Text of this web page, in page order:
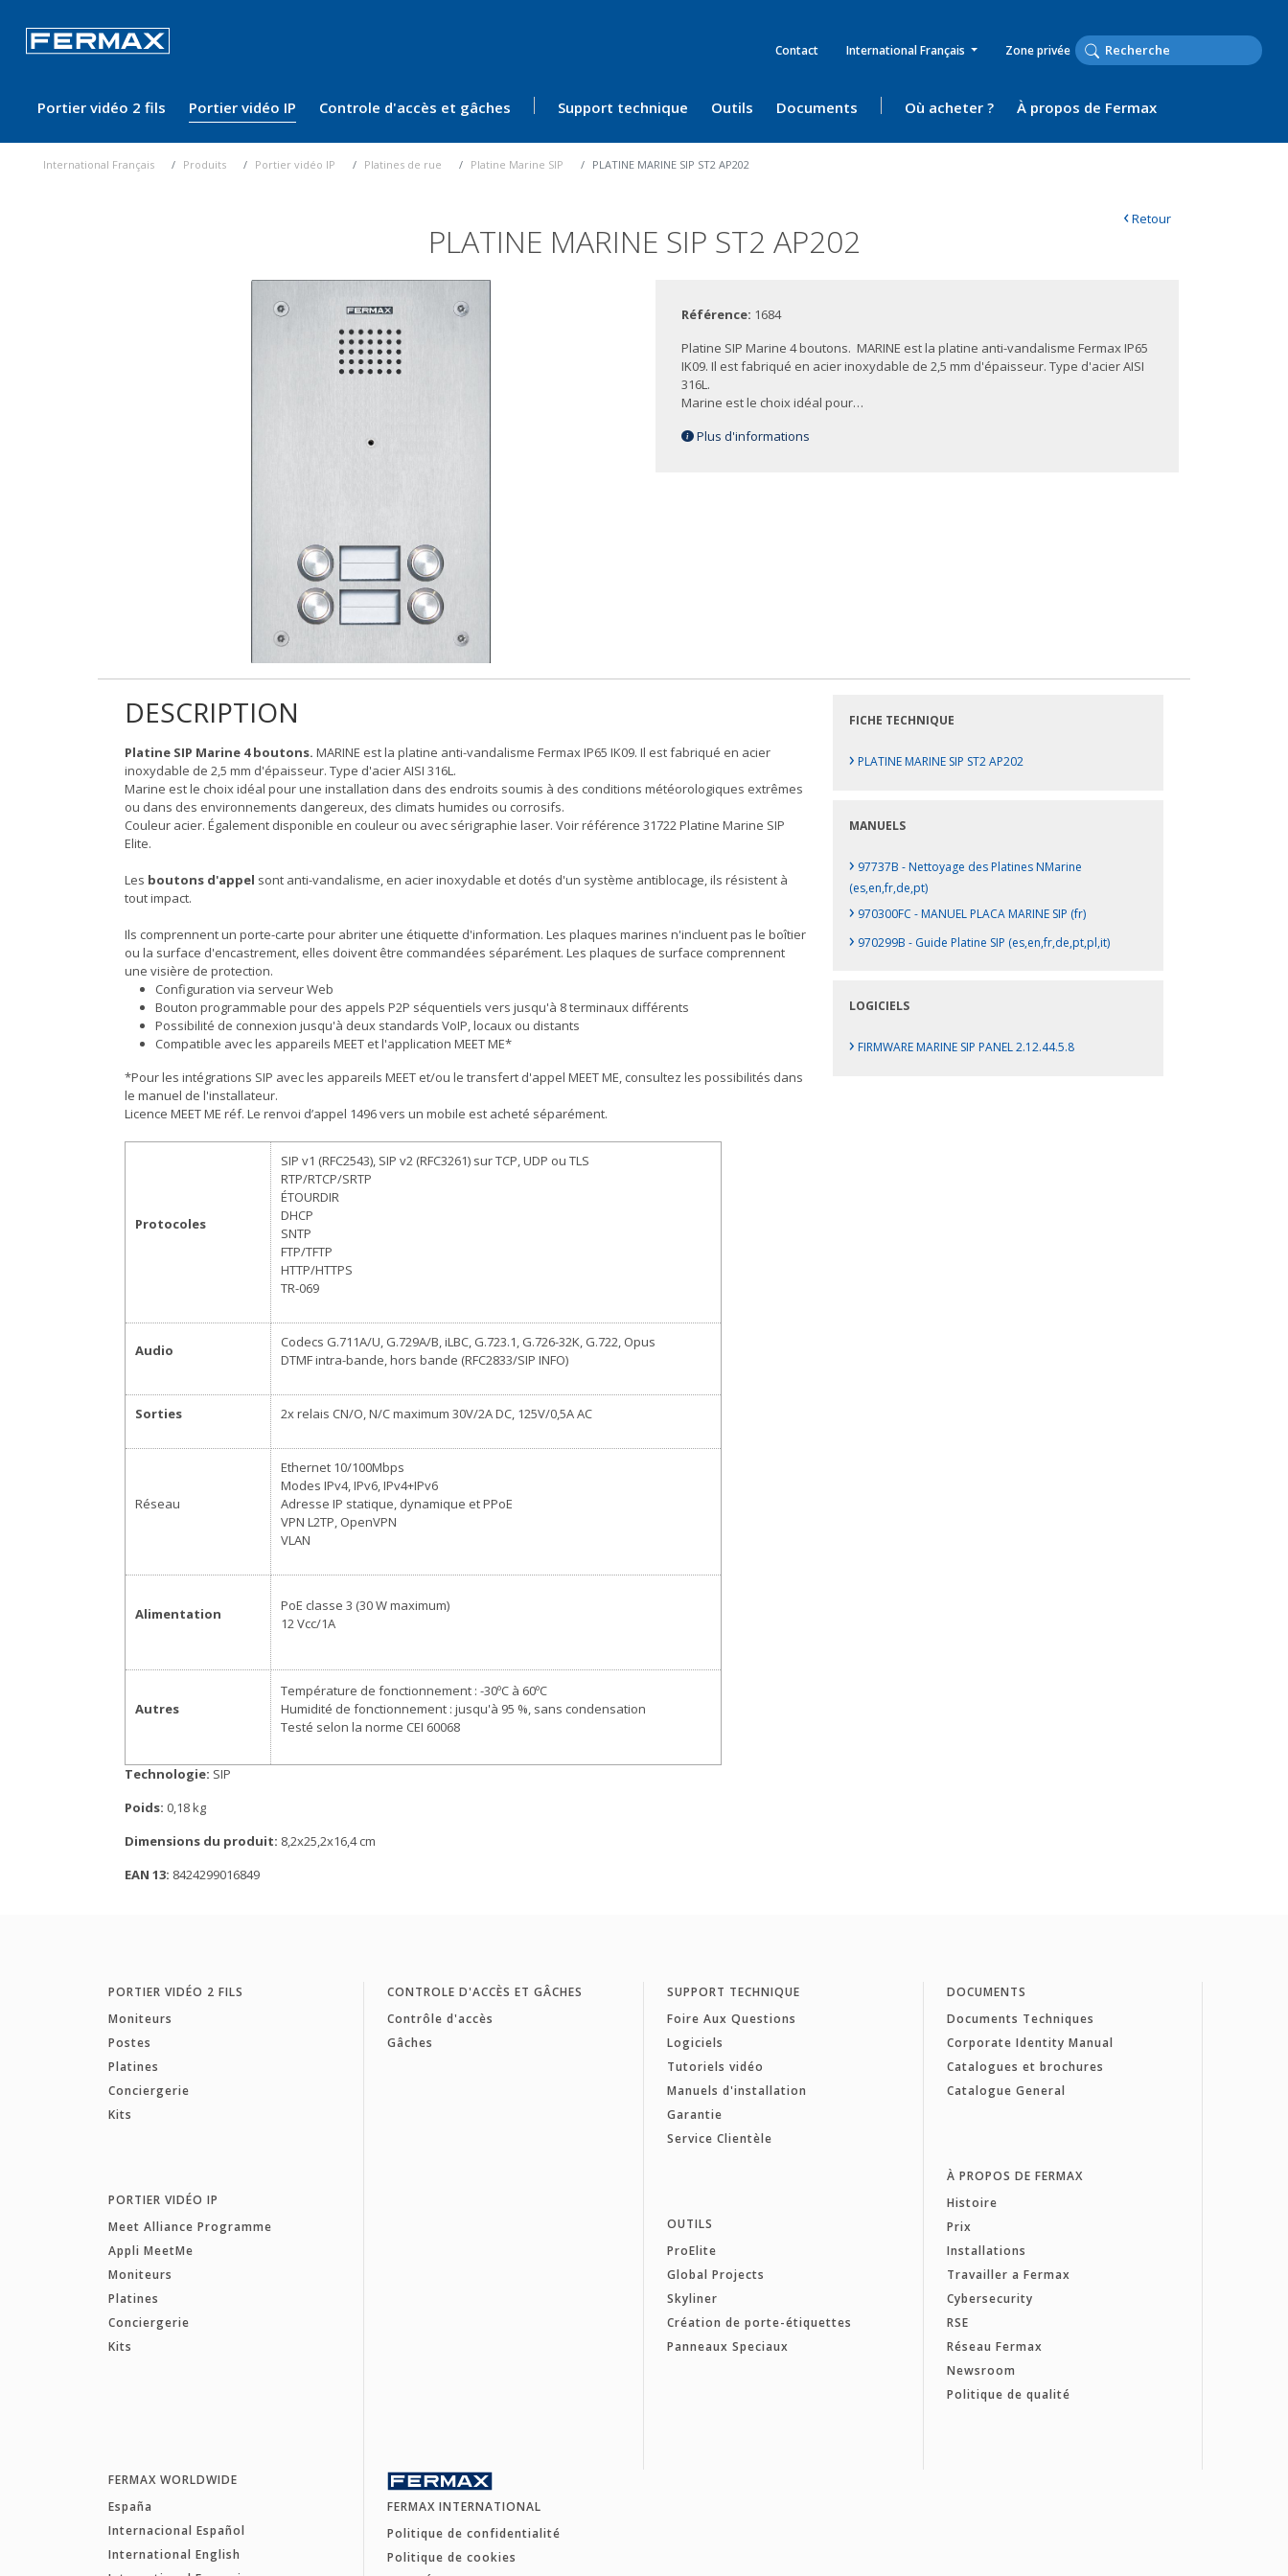
Contact International Français Zone privée
Portier vidéo 2 fils Portier vidéo IP Controle d'accès et gâches Support technique Outils Documents Où acheter ? À propos de Fermax
International Français Produits Portier vidéo IP Platines de rue Platine Marine SIP PLATINE MARINE SIP ST2 AP202
PLATINE MARINE SIP ST2 AP202
‹Retour
Référence: 1684
Platine SIP Marine 4 boutons. MARINE est la platine anti-vandalisme Fermax IP65
IK09. Il est fabriqué en acier inoxydable de 2,5 mm d'épaisseur. Type d'acier AISI
316L.
Marine est le choix idéal pour…
Plus d'informations
DESCRIPTION
Platine SIP Marine 4 boutons. MARINE est la platine anti-vandalisme Fermax IP65 IK09. Il est fabriqué en acier
inoxydable de 2,5 mm d'épaisseur. Type d'acier AISI 316L.
Marine est le choix idéal pour une installation dans des endroits soumis à des conditions météorologiques extrêmes
ou dans des environnements dangereux, des climats humides ou corrosifs.
Couleur acier. Également disponible en couleur ou avec sérigraphie laser. Voir référence 31722 Platine Marine SIP
Elite.
Les boutons d'appel sont anti-vandalisme, en acier inoxydable et dotés d'un système antiblocage, ils résistent à
tout impact.
Ils comprennent un porte-carte pour abriter une étiquette d'information. Les plaques marines n'incluent pas le boîtier
ou la surface d'encastrement, elles doivent être commandées séparément. Les plaques de surface comprennent
une visière de protection.
Configuration via serveur Web
Bouton programmable pour des appels P2P séquentiels vers jusqu'à 8 terminaux différents
Possibilité de connexion jusqu'à deux standards VoIP, locaux ou distants
Compatible avec les appareils MEET et l'application MEET ME*
*Pour les intégrations SIP avec les appareils MEET et/ou le transfert d'appel MEET ME, consultez les possibilités dans
le manuel de l'installateur.
Licence MEET ME réf. Le renvoi d’appel 1496 vers un mobile est acheté séparément.
Protocoles
SIP v1 (RFC2543), SIP v2 (RFC3261) sur TCP, UDP ou TLS
RTP/RTCP/SRTP
ÉTOURDIR
DHCP
SNTP
FTP/TFTP
HTTP/HTTPS
TR-069
Audio
Codecs G.711A/U, G.729A/B, iLBC, G.723.1, G.726-32K, G.722, Opus
DTMF intra-bande, hors bande (RFC2833/SIP INFO)
Sorties 2x relais CN/O, N/C maximum 30V/2A DC, 125V/0,5A AC
Réseau
Ethernet 10/100Mbps
Modes IPv4, IPv6, IPv4+IPv6
Adresse IP statique, dynamique et PPoE
VPN L2TP, OpenVPN
VLAN
Alimentation
PoE classe 3 (30 W maximum)
12 Vcc/1A
Autres
Température de fonctionnement : -30ºC à 60ºC
Humidité de fonctionnement : jusqu'à 95 %, sans condensation
Testé selon la norme CEI 60068
Technologie: SIP
Poids: 0,18 kg
Dimensions du produit: 8,2x25,2x16,4 cm
EAN 13: 8424299016849
FICHE TECHNIQUE
› PLATINE MARINE SIP ST2 AP202
MANUELS
› 97737B - Nettoyage des Platines NMarine
(es,en,fr,de,pt)
› 970300FC - MANUEL PLACA MARINE SIP (fr)
› 970299B - Guide Platine SIP (es,en,fr,de,pt,pl,it)
LOGICIELS
› FIRMWARE MARINE SIP PANEL 2.12.44.5.8
PORTIER VIDÉO 2 FILS
Moniteurs
Postes
Platines
Conciergerie
Kits
PORTIER VIDÉO IP
Meet Alliance Programme
Appli MeetMe
Moniteurs
Platines
Conciergerie
Kits
CONTROLE D'ACCÈS ET GÂCHES
Contrôle d'accès
Gâches
SUPPORT TECHNIQUE
Foire Aux Questions
Logiciels
Tutoriels vidéo
Manuels d'installation
Garantie
Service Clientèle
OUTILS
ProElite
Global Projects
Skyliner
Création de porte-étiquettes
Panneaux Speciaux
DOCUMENTS
Documents Techniques
Corporate Identity Manual
Catalogues et brochures
Catalogue General
À PROPOS DE FERMAX
Histoire
Prix
Installations
Travailler a Fermax
Cybersecurity
RSE
Réseau Fermax
Newsroom
Politique de qualité
FERMAX WORLDWIDE
España
Internacional Español
International English
FERMAX INTERNATIONAL
Politique de confidentialité
Politique de cookies